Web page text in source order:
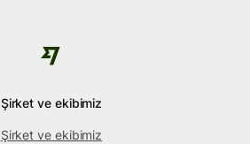
Şirket ve ekibimiz
Şirket ve ekibimiz